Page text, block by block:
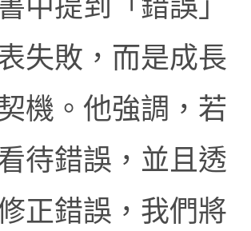
失敗，而是成長
機。他強調，若
待錯誤，並且透
正錯誤，我們將